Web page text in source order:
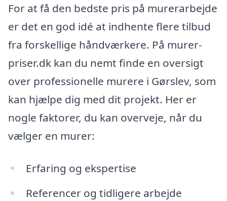
For at få den bedste pris på murerarbejde
er det en god idé at indhente flere tilbud
fra forskellige håndværkere. På murer-
priser.dk kan du nemt finde en oversigt
over professionelle murere i Gørslev, som
kan hjælpe dig med dit projekt. Her er
nogle faktorer, du kan overveje, når du
vælger en murer:
Erfaring og ekspertise
Referencer og tidligere arbejde